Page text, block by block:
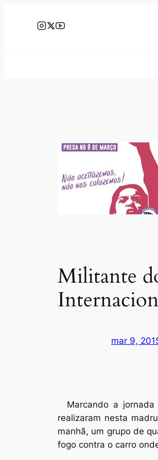
Militante
mar 9,
Marcando a jornada
realizaram nesta
manhã, um grupo de
fogo contra o carro